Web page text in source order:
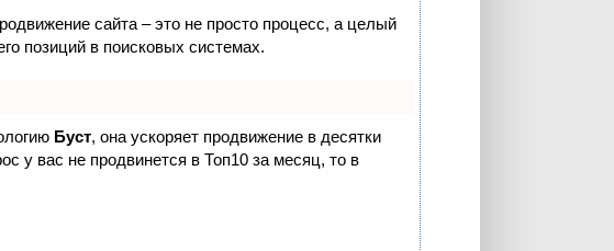
сайта – это не просто процесс, а целый
позиций в поисковых системах.
Буст, она ускоряет продвижение в десятки
у вас не продвинется в Топ10 за месяц, то в